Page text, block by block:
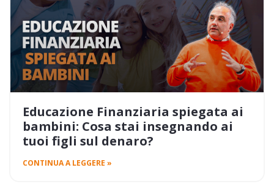
Educazione Finanziaria spiegata ai
bambini: Cosa stai insegnando ai
tuoi figli sul denaro?
CONTINUA A LEGGERE »